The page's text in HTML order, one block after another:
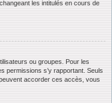
les intitulés en cours de
ou groupes. Pour les
permissions s’y rapportant. Seuls
accorder ces accès, vous